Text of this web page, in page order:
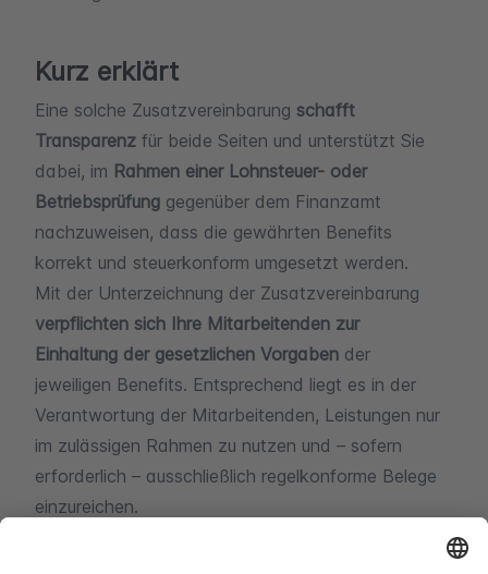
Kurz erklärt
Eine solche Zusatzvereinbarung schafft
Transparenz für beide Seiten und unterstützt Sie
dabei, im Rahmen einer Lohnsteuer- oder
Betriebsprüfung gegenüber dem Finanzamt
nachzuweisen, dass die gewährten Benefits
korrekt und steuerkonform umgesetzt werden.
Mit der Unterzeichnung der Zusatzvereinbarung
verpflichten sich Ihre Mitarbeitenden zur
Einhaltung der gesetzlichen Vorgaben der
jeweiligen Benefits. Entsprechend liegt es in der
Verantwortung der Mitarbeitenden, Leistungen nur
im zulässigen Rahmen zu nutzen und – sofern
erforderlich – ausschließlich regelkonforme Belege
einzureichen.